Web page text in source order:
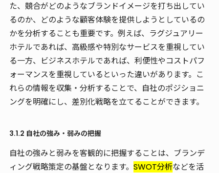
た、競合がどのようなブランドイメージを打ち出してい
るのか、どのような顧客体験を提供しようとしているの
かを分析することも重要です。例えば、ラグジュアリー
ホテルであれば、高級感や特別なサービスを重視してい
る一方、ビジネスホテルであれば、利便性やコストパフ
ォーマンスを重視しているといった違いがあります。こ
れらの情報を収集・分析することで、自社のポジショニ
ングを明確にし、差別化戦略を立てることができます。
3.1.2 自社の強み・弱みの把握
自社の強みと弱みを客観的に把握することは、ブランデ
ィング戦略策定の基盤となります。 SWOT分析などを活